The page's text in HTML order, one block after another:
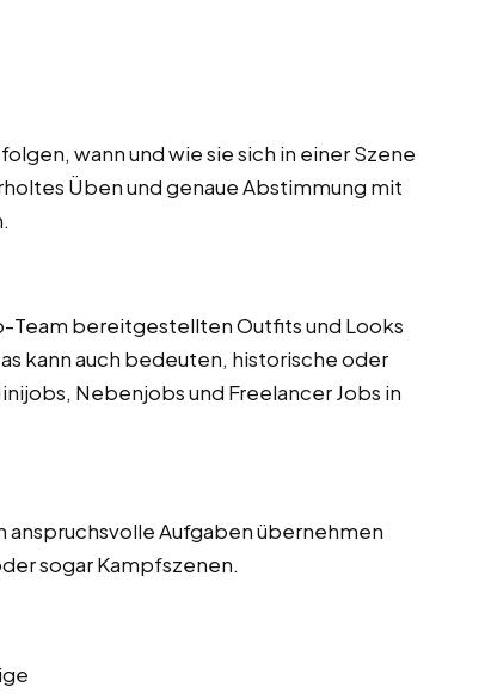
wann und wie sie sich in einer Szene
Üben und genaue Abstimmung mit
Team bereitgestellten Outfits und Looks
kann auch bedeuten, historische oder
Nebenjobs und Freelancer Jobs in
Aufgaben übernehmen
sogar Kampfszenen.